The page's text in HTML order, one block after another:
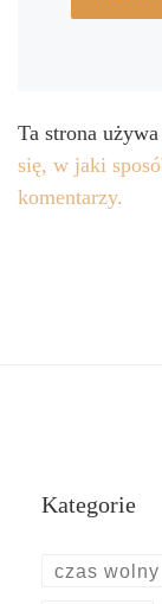
Ta strona
się, w jaki
komentarzy.
Kategorie
czas wolny